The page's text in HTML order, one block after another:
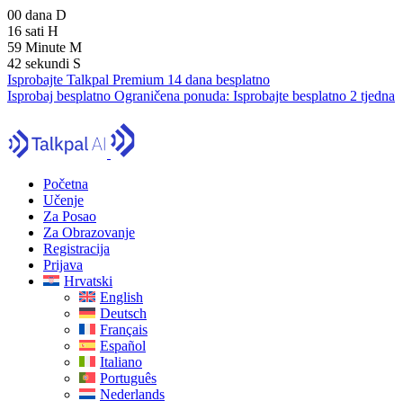
00 dana D
16 sati H
59 Minute M
41 sekundi S
Isprobajte Talkpal Premium 14 dana besplatno
Isprobaj besplatno Ograničena ponuda: Isprobajte besplatno 2 tjedna
Početna
Učenje
Za Posao
Za Obrazovanje
Registracija
Prijava
Hrvatski
English
Deutsch
Français
Español
Italiano
Português
Nederlands